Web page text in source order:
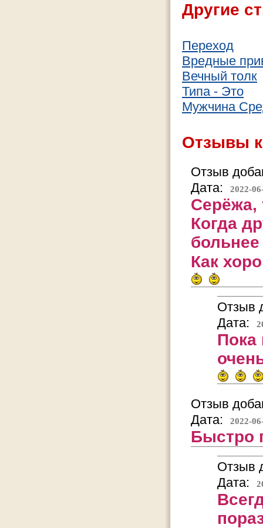
Другие
Переход
Вредные
Вечный толк
Типа - Это
Мужчина
Отзывы
Отзыв
Дата:
2022-
Серёжа,
Когда
Как
Отзыв
Дата:
Пока
Отзыв
Дата:
2022-
Быстро
Отзыв
Дата: